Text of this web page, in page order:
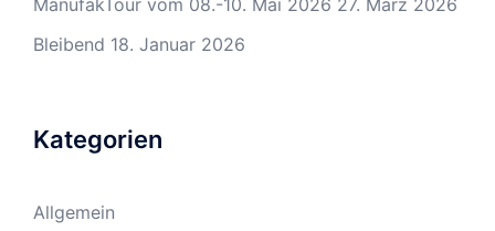
ManufakTour vom 08.-10. Mai 2026 27. März 2026
Bleibend 18. Januar 2026
Kategorien
Allgemein